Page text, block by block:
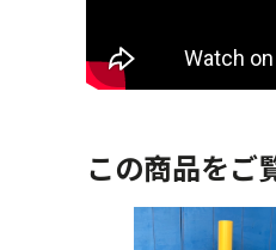
この商品をご